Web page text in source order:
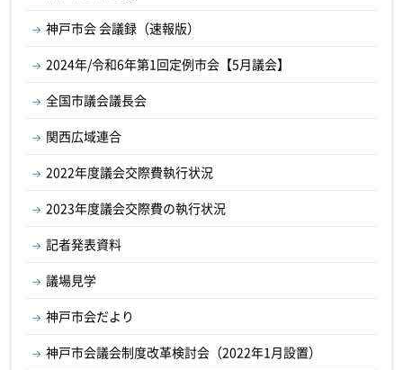
神戸市会 会議録（速報版）
2024年/令和6年第1回定例市会【5月議会】
全国市議会議長会
関西広域連合
2022年度議会交際費執行状況
2023年度議会交際費の執行状況
記者発表資料
議場見学
神戸市会だより
神戸市会議会制度改革検討会（2022年1月設置）